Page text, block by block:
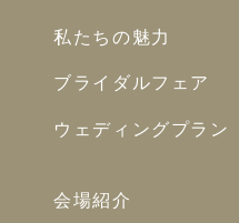
私たちの魅力
ブライダルフェア
ウェディングプラン
会場紹介